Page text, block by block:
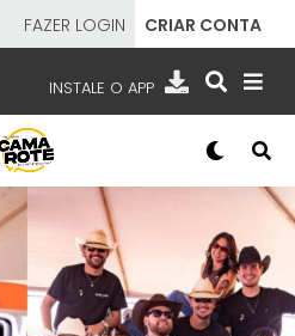
FAZER LOGIN CRIAR CONTA
INSTALE O APP